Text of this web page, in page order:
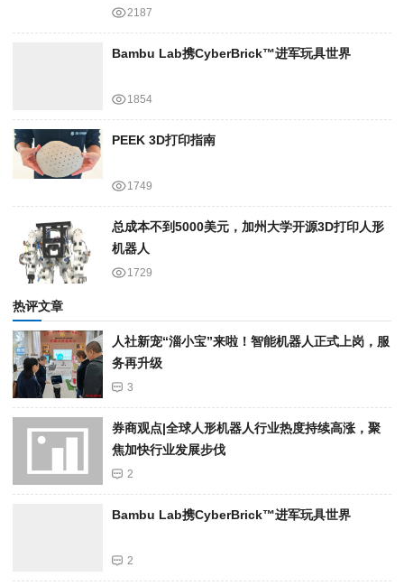
2187
Bambu Lab携Cyber​​Brick™进军玩具世界
1854
PEEK 3D打印指南
1749
总成本不到5000美元，加州大学开源3D打印人形
机器人
1729
热评文章
人社新宠“淄小宝”来啦！智能机器人正式上岗，服
务再升级
3
券商观点|全球人形机器人行业热度持续高涨，聚
焦加快行业发展步伐
2
Bambu Lab携Cyber​​Brick™进军玩具世界
2